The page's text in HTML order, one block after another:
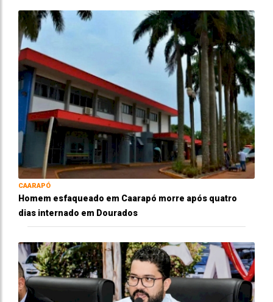
CAARAPÓ
Homem esfaqueado em Caarapó morre após quatro
dias internado em Dourados